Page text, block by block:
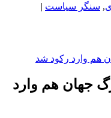
, سنگر سیاست |
جهان هم وارد